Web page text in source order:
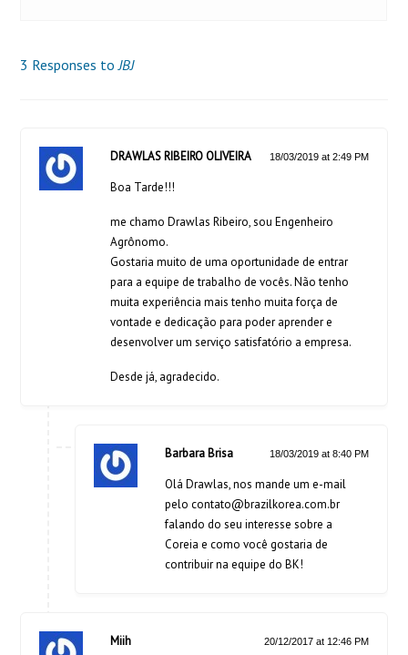
3 Responses to JBJ
DRAWLAS RIBEIRO OLIVEIRA 18/03/2019 at 2:49 PM
Boa Tarde!!!
me chamo Drawlas Ribeiro, sou Engenheiro
Agrônomo.
Gostaria muito de uma oportunidade de entrar
para a equipe de trabalho de vocês. Não tenho
muita experiência mais tenho muita força de
vontade e dedicação para poder aprender e
desenvolver um serviço satisfatório a empresa.
Desde já, agradecido.
Barbara Brisa 18/03/2019 at 8:40 PM
Olá Drawlas, nos mande um e-mail
pelocontato@brazilkorea.com.br
falando do seu interesse sobre a
Coreia e como você gostaria de
contribuir na equipe do BK!
Miih 20/12/2017 at 12:46 PM